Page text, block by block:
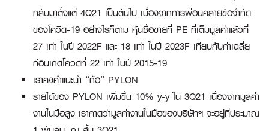
กลับมาตั้งแต่ 4Q21 เป็นต้นไป เนื่องจากการผ่อนคลายข้อจำกัด
ของโควิด-19 อย่างไรก็ตาม หุ้นซื้อขายที่ PE ที่เต็มมูลค่าแล้วที่
27 เท่า ในปี 2022F และ 18 เท่า ในปี 2023F เทียบกับค่าเฉลี่ย
ก่อนเกิดโควิดที่ 22 เท่า ในปี 2015-19
เราคงคำแนะนำ “ถือ” PYLON
รายได้ของ PYLON เพิ่มขึ้น 10% y-y ใน 3Q21 เนื่องจากมูลค่า
งานในมือสูง เราคาดว่ามูลค่างานในมือของบริษัทฯ จะอยู่ที่ประมาณ